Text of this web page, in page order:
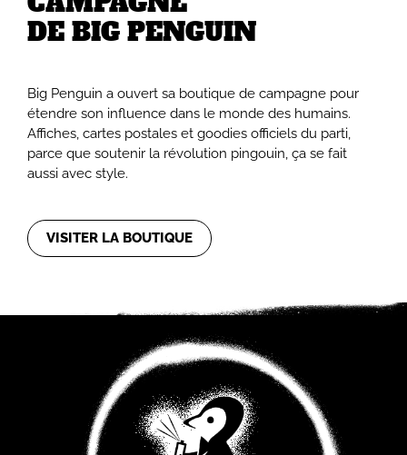
DE BIG PENGUIN
Big Penguin a ouvert sa boutique de campagne pour
étendre son influence dans le monde des humains.
Affiches, cartes postales et goodies officiels du parti,
parce que soutenir la révolution pingouin, ça se fait
aussi avec style.
VISITER LA BOUTIQUE